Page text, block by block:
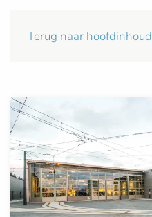
Terug naar hoofdinhoud